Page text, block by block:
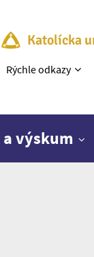
Katolícka
Rýchle menu
Rýchle odkazy
a výskum